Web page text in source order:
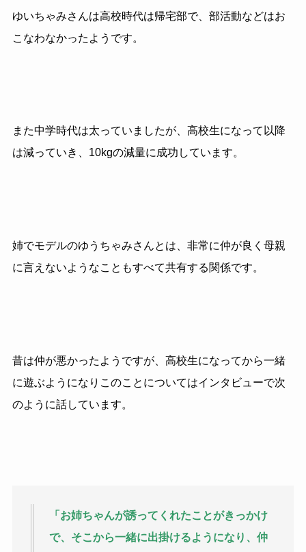
ゆいちゃみさんは高校時代は帰宅部で、部活動などはお
こなわなかったようです。
また中学時代は太っていましたが、高校生になって以降
は減っていき、10kgの減量に成功しています。
姉でモデルのゆうちゃみさんとは、非常に仲が良く母親
に言えないようなこともすべて共有する関係です。
昔は仲が悪かったようですが、高校生になってから一緒
に遊ぶようになりこのことについてはインタビューで次
のように話しています。
「お姉ちゃんが誘ってくれたことがきっかけ
で、そこから一緒に出掛けるようになり、仲